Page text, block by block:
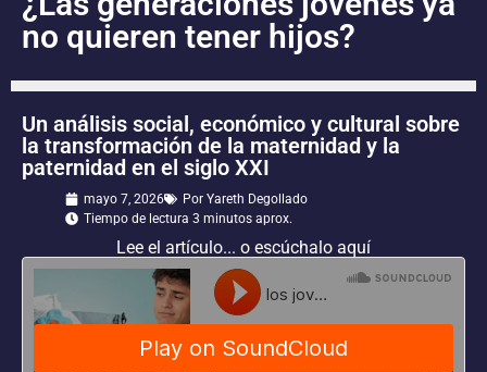
no quieren tener hijos?
Un análisis social, económico y cultural sobre
la transformación de la maternidad y la
paternidad en el siglo XXI
mayo 7, 2026 Por Yareth Degollado
Tiempo de lectura 3 minutos aprox.
Lee el artículo... o escúchalo aquí